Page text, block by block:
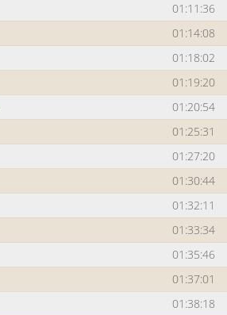
01:11:36
01:14:08
01:18:02
01:19:20
01:20:54
01:25:31
01:27:20
01:30:44
01:32:11
01:33:34
01:35:46
01:37:01
01:38:18